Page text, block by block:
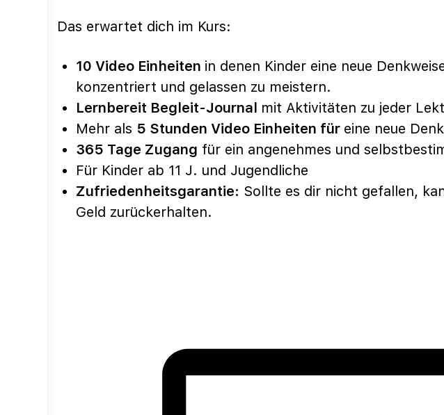
Das erwartet dich im Kurs:
10 Video Einheiten in denen Kinder eine neue
konzentriert und gelassen zu meistern.
Lernbereit Begleit-Journal mit Aktivitäten zu jeder
Mehr als 5 Stunden Video Einheiten für eine neue
365 Tage Zugang für ein angenehmes und
Für Kinder ab 11 J. und Jugendliche
Zufriedenheitsgarantie: Sollte es dir nicht gefallen,
Geld zurückerhalten.